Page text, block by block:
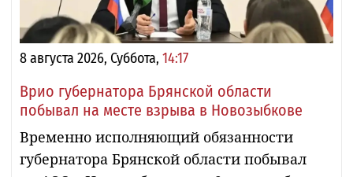
8 августа 2026, Суббота, 14:17
Врио губернатора Брянской области
побывал на месте взрыва в Новозыбкове
Временно исполняющий обязанности
губернатора Брянской области побывал